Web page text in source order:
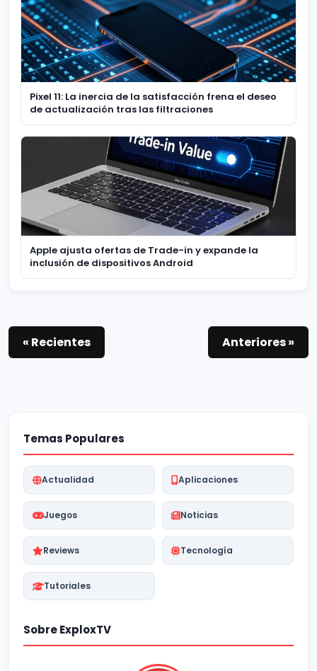
Pixel 11: La inercia de la satisfacción frena el deseo
de actualización tras las filtraciones
Apple ajusta ofertas de Trade-in y expande la
inclusión de dispositivos Android
« Recientes Anteriores »
Temas Populares
Actualidad Aplicaciones
Juegos Noticias
Reviews Tecnología
Tutoriales
Sobre ExploxTV